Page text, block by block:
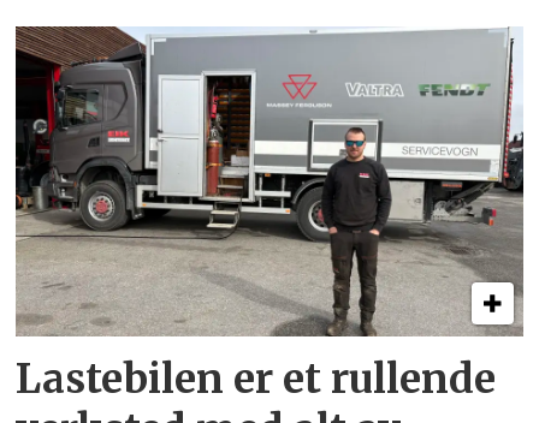
Lastebilen er et rullende